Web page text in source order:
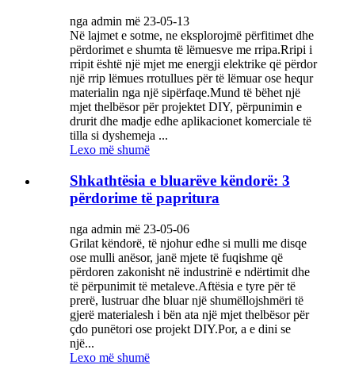
nga admin më 23-05-13
Në lajmet e sotme, ne eksplorojmë përfitimet dhe
përdorimet e shumta të lëmuesve me rripa.Rripi i
rripit është një mjet me energji elektrike që përdor
një rrip lëmues rrotullues për të lëmuar ose hequr
materialin nga një sipërfaqe.Mund të bëhet një
mjet thelbësor për projektet DIY, përpunimin e
drurit dhe madje edhe aplikacionet komerciale të
tilla si dyshemeja ...
Lexo më shumë
Shkathtësia e bluarëve këndorë: 3
përdorime të papritura
nga admin më 23-05-06
Grilat këndorë, të njohur edhe si mulli me disqe
ose mulli anësor, janë mjete të fuqishme që
përdoren zakonisht në industrinë e ndërtimit dhe
të përpunimit të metaleve.Aftësia e tyre për të
prerë, lustruar dhe bluar një shumëllojshmëri të
gjerë materialesh i bën ata një mjet thelbësor për
çdo punëtori ose projekt DIY.Por, a e dini se
një...
Lexo më shumë